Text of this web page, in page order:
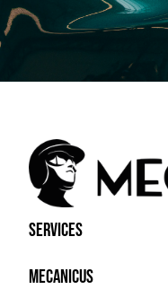
Services
BUY
SELL
Mecanicus